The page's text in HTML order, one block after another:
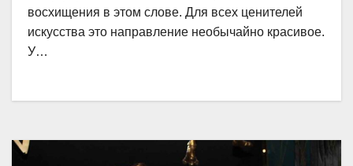
восхищения в этом слове. Для всех ценителей
искусства это направление необычайно красивое.
У…